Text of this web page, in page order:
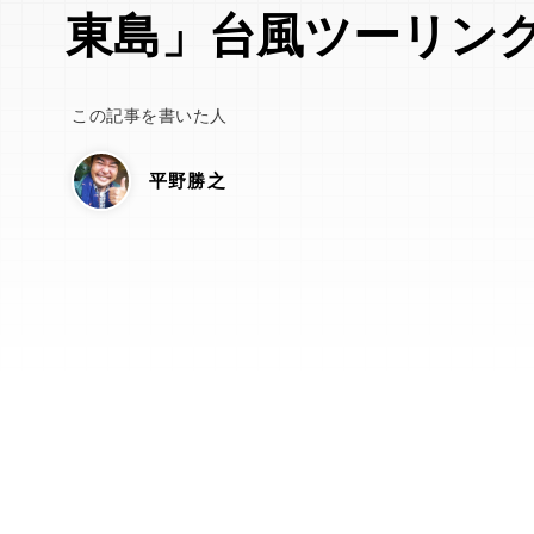
東島」台風ツーリ
この記事を書いた人
平野勝之